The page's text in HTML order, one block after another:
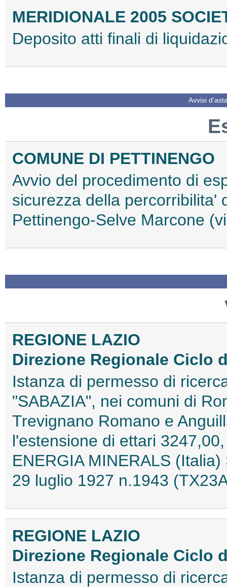
MERIDIONALE 2005
Deposito atti finali di
Avvisi
COMUNE DI PETTINENGO
Avvio del procedimento di
sicurezza della percorribilita'
Pettinengo-Selve Marcone
REGIONE LAZIO
Direzione Regionale Ciclo
Istanza di permesso di
"SABAZIA", nei comuni di
Trevignano Romano e
l'estensione di ettari
ENERGIA MINERALS
29 luglio 1927 n.1943
REGIONE LAZIO
Direzione Regionale Ciclo
Istanza di permesso di